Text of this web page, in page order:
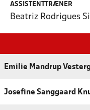
ASSISTENTTRÆNER
Beatriz Rodrigues
Emilie Mandrup
Josefine Sanggaard